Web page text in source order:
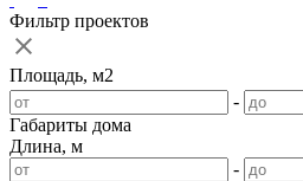
Фильтр проектов
Площадь, м2
-
Габариты дома
Длина, м
-